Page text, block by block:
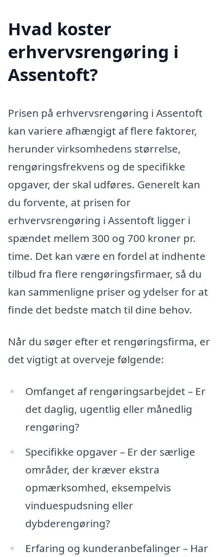
Hvad koster
erhvervsrengøring i
Assentoft?
Prisen på erhvervsrengøring i Assentoft
kan variere afhængigt af flere faktorer,
herunder virksomhedens størrelse,
rengøringsfrekvens og de specifikke
opgaver, der skal udføres. Generelt kan
du forvente, at prisen for
erhvervsrengøring i Assentoft ligger i
spændet mellem 300 og 700 kroner pr.
time. Det kan være en fordel at indhente
tilbud fra flere rengøringsfirmaer, så du
kan sammenligne priser og ydelser for at
finde det bedste match til dine behov.
Når du søger efter et rengøringsfirma, er
det vigtigt at overveje følgende:
Omfanget af rengøringsarbejdet – Er
det daglig, ugentlig eller månedlig
rengøring?
Specifikke opgaver – Er der særlige
områder, der kræver ekstra
opmærksomhed, eksempelvis
vinduespudsning eller
dybderengøring?
Erfaring og kunderanbefalinger – Har